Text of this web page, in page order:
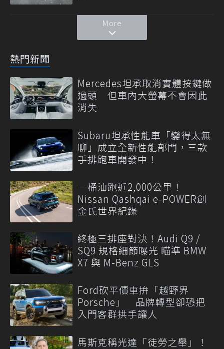
More
熱門新聞
Mercedes坦承取消實體按鍵做
過頭 但車內大螢幕不會因此
消失
Subaru坦承性能車「變得太無
聊」成立全新性能部門，三款
手排跑車開發中！
一桶油跑近2,000公里！
Nissan Qashqai e-POWER創
金氏世界紀錄
終極三排座對決！Audi Q9 /
SQ9 規格細節曝光 瞄準 BMW
X7 與 M-Benz GLS
Ford砍平價車拚「越野界
Porsche」 品牌轉型卻恐把
入門客群拱手讓人
馬斯克稱光達「徒勞之舉」！